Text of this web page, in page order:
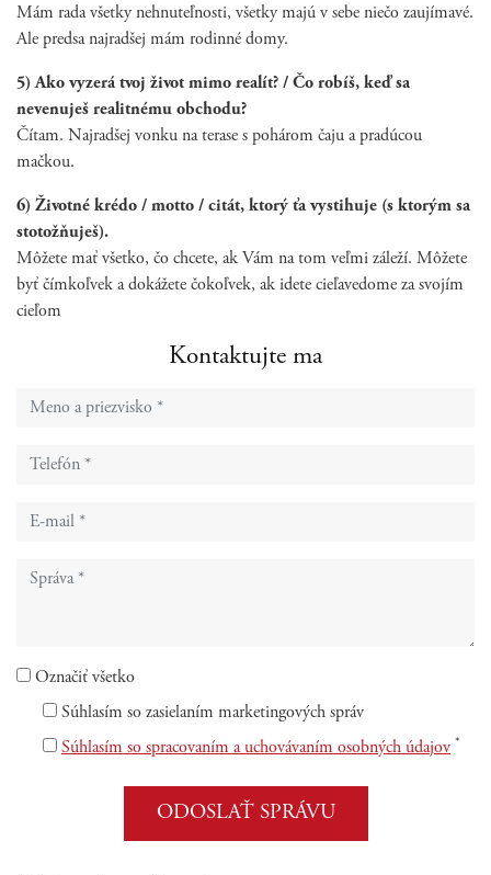
Mám rada všetky nehnuteľnosti, všetky majú v sebe niečo zaujímavé.
Ale predsa najradšej mám rodinné domy.
5) Ako vyzerá tvoj život mimo realít? / Čo robíš, keď sa
nevenuješ realitnému obchodu?
Čítam. Najradšej vonku na terase s pohárom čaju a pradúcou
mačkou.
6) Životné krédo / motto / citát, ktorý ťa vystihuje (s ktorým sa
stotožňuješ).
Môžete mať všetko, čo chcete, ak Vám na tom veľmi záleží. Môžete
byť čímkoľvek a dokážete čokoľvek, ak idete cieľavedome za svojím
cieľom
Kontaktujte ma
Označiť všetko
Súhlasím so zasielaním marketingových správ
Súhlasím so spracovaním a uchovávaním osobných údajov *